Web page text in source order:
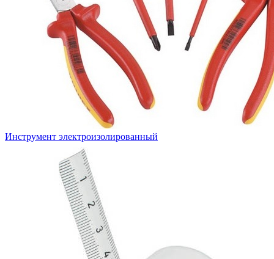
Инструмент электроизолированный